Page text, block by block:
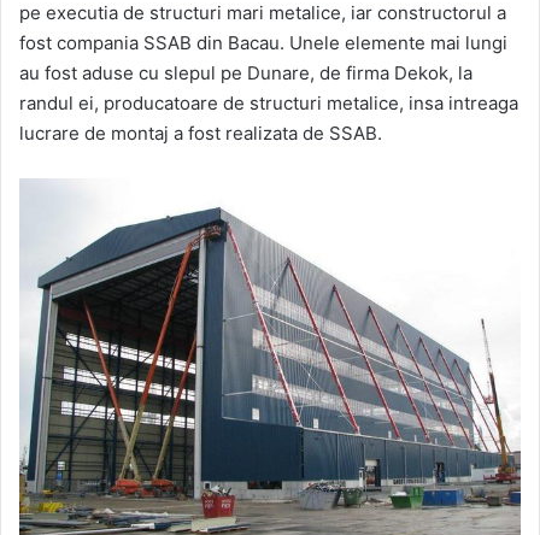
pe executia de structuri mari metalice, iar constructorul a
fost compania SSAB din Bacau. Unele elemente mai lungi
au fost aduse cu slepul pe Dunare, de firma Dekok, la
randul ei, producatoare de structuri metalice, insa intreaga
lucrare de montaj a fost realizata de SSAB.